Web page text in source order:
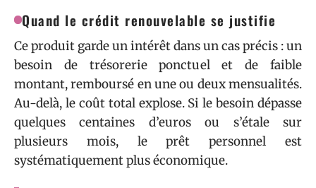
Quand le crédit renouvelable se justifie
Ce produit garde un intérêt dans un cas précis : un
besoin de trésorerie ponctuel et de faible
montant, remboursé en une ou deux mensualités.
Au-delà, le coût total explose. Si le besoin dépasse
quelques centaines d’euros ou s’étale sur
plusieurs mois, le prêt personnel est
systématiquement plus économique.